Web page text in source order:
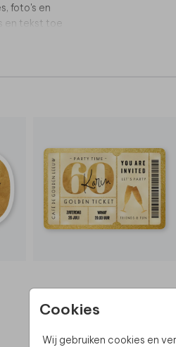
Cookies
Wij gebruiken cookies en
foto's en
en tekst toe